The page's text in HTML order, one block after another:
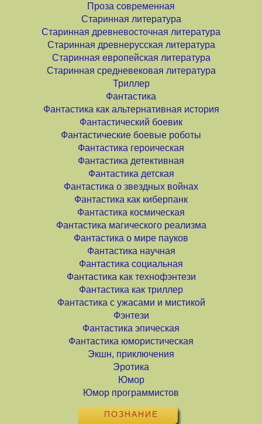
Проза современная
Старинная литература
Старинная древневосточная литература
Старинная древнерусская литература
Старинная европейская литература
Старинная средневековая литература
Триллер
Фантастика
Фантастика как альтернативная история
Фантастический боевик
Фантастические боевые роботы
Фантастика героическая
Фантастика детективная
Фантастика детская
Фантастика о звездных войнах
Фантастика как киберпанк
Фантастика космическая
Фантастика магического реализма
Фантастика о мире пауков
Фантастика научная
Фантастика социальная
Фантастика как технофэнтези
Фантастика как триллер
Фантастика с ужасами и мистикой
Фэнтези
Фантастика эпическая
Фантастика юмористическая
Экшн, приключения
Эротика
Юмор
Юмор программистов
ПОЗНАНИЕ